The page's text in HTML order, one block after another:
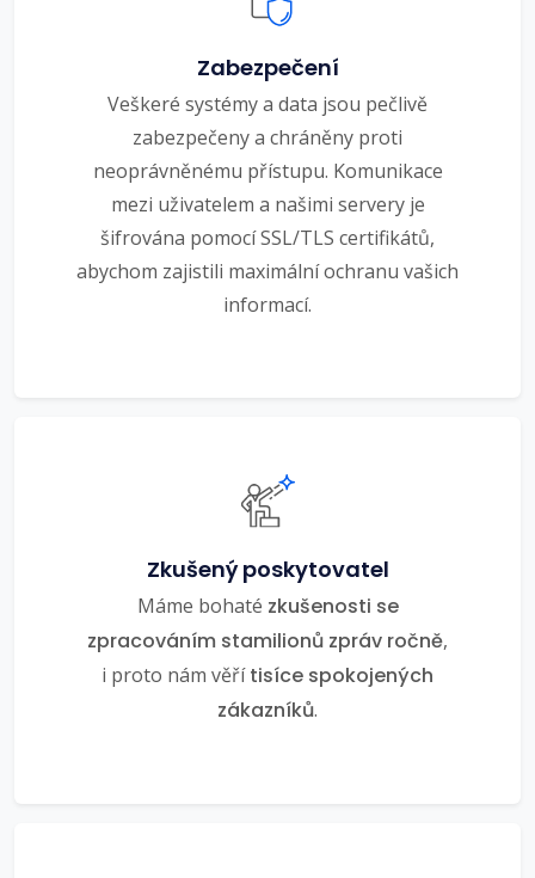
Zabezpečení
Veškeré systémy a data jsou pečlivě
zabezpečeny a chráněny proti
neoprávněnému přístupu. Komunikace
mezi uživatelem a našimi servery je
šifrována pomocí SSL/TLS certifikátů,
abychom zajistili maximální ochranu vašich
informací.
Zkušený poskytovatel
Máme bohaté zkušenosti se
zpracováním stamilionů zpráv ročně,
i proto nám věřítisíce spokojených
zákazníků.